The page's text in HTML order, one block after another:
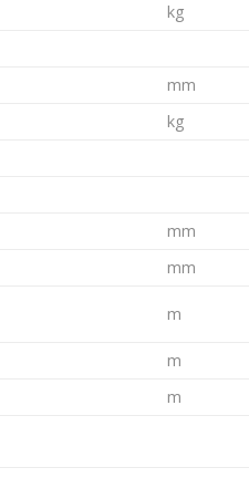
kg
mm
kg
mm
mm
m
m
m